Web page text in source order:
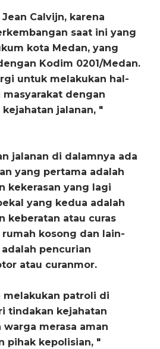
Calvijn, karena
saat ini yang
kota Medan, yang
Kodim 0201/Medan.
untuk melakukan hal-
masyarakat dengan
jalanan, "
jalanan di dalamnya ada
yang pertama adalah
kekerasan yang lagi
yang kedua adalah
keberatan atau curas
kosong dan lain-
pencurian
atau curanmor.
melakukan patroli di
tindakan kejahatan
merasa aman
pihak kepolisian, "